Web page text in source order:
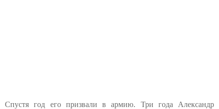
Спустя год его призвали в армию. Три года Александр